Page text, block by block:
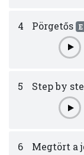
4 Pörgetős E
5 Step by
6 Megtört a